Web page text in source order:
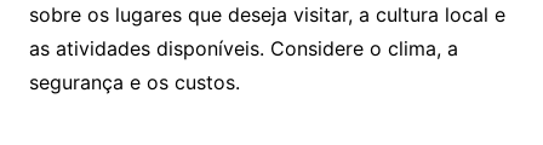
sobre os lugares que deseja visitar, a cultura local e
as atividades disponíveis. Considere o clima, a
segurança e os custos.